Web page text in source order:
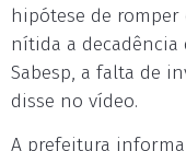
hipótese de romper
nítida a decadência
Sabesp, a falta de
disse no vídeo.
A prefeitura